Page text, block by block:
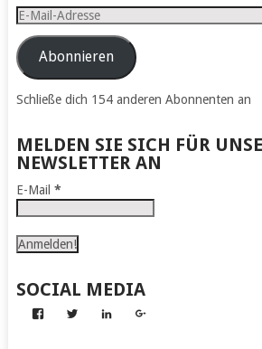
E-
Mail-
AdresseAbonnieren
Schließe dich 154 anderen Abonnenten an
MELDEN SIE SICH FÜR
NEWSLETTER AN
E-Mail *
SOCIAL MEDIA
Profil Profil Profil Profil